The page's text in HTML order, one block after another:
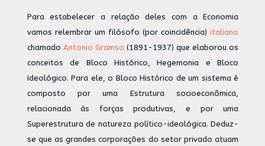
Para estabelecer a relação deles com a Economia
vamos relembrar um filósofo (por coincidência)italiano
chamado Antonio Gramsci (1891-1937) que elaborou os
conceitos de Bloco Histórico, Hegemonia e Bloco
Ideológico. Para ele, o Bloco Histórico de um sistema é
composto por uma Estrutura socioeconômica,
relacionada às forças produtivas, e por uma
Superestrutura de natureza político-ideológica. Deduz-
se que as grandes corporações do setor privado atuam